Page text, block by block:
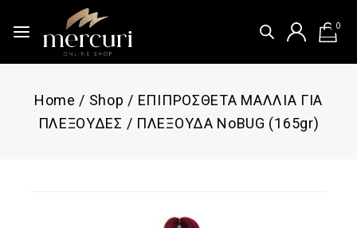
0
Home / Shop / ΕΠΙΠΡΟΣΘΕΤΑ ΜΑΛΛΙΑ ΓΙΑ
ΠΛΕΞΟΥΔΕΣ / ΠΛΕΞΟΥΔΑ ΝοBUG (165gr)